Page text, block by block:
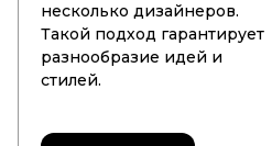
несколько дизайнеров.
Такой подход гарантирует
разнообразие идей и
стилей.